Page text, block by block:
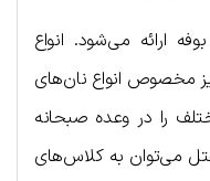
ارائه می‌شود. انواع
مخصوص انواع نان‌های
را در وعده صبحانه
می‌توان به کلاس‌های